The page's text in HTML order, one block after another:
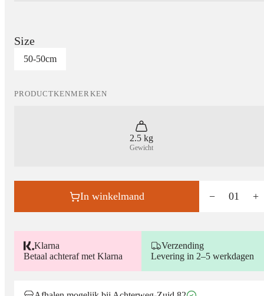
Size
50-50cm
PRODUCTKENMERKEN
2.5 kg
Gewicht
In winkelmand − 01 +
Klarna
Betaal achteraf met Klarna
Verzending
Levering in 2–5 werkdagen